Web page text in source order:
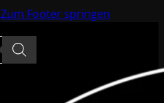
Zum Footer springen